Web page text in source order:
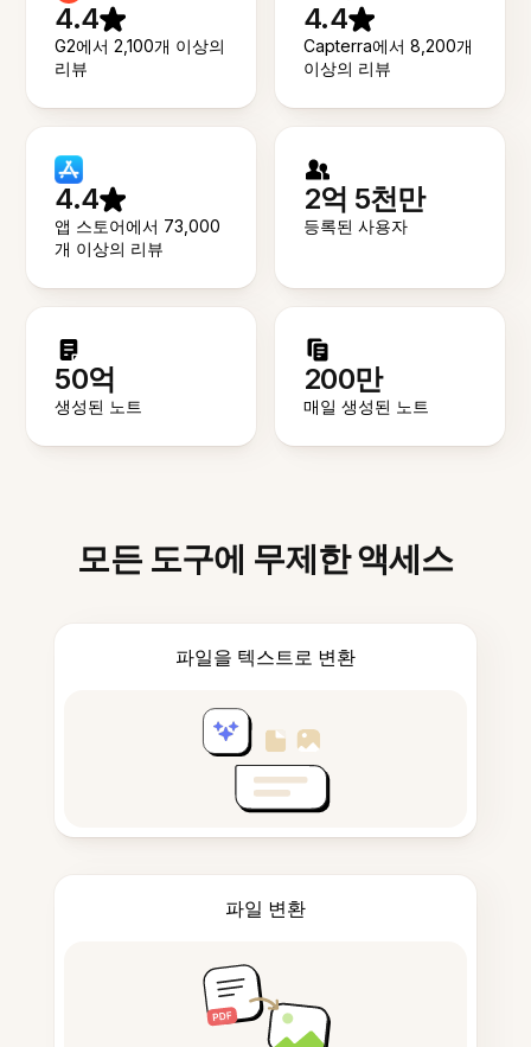
4.4
G2에서 2,100개 이상의
리뷰
4.4
Capterra에서 8,200개
이상의 리뷰
4.4
앱 스토어에서 73,000
개 이상의 리뷰
2억 5천만
등록된 사용자
50억
생성된 노트
200만
매일 생성된 노트
모든 도구에 무제한 액세스
파일을 텍스트로 변환
파일 변환